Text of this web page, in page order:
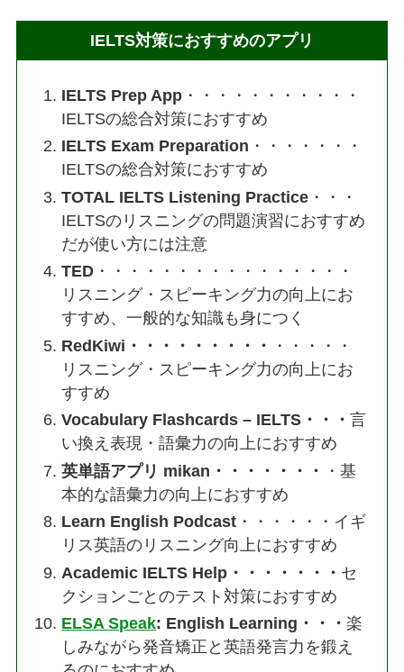
IELTS対策におすすめのアプリ
IELTS Prep App ・・・・・・・・・・・
IELTSの総合対策におすすめ
IELTS Exam Preparation ・・・・・・・
IELTSの総合対策におすすめ
TOTAL IELTS Listening Practice ・・・
IELTSのリスニングの問題演習におすすめ
だが使い方には注意
TED ・・・・・・・・・・・・・・・・
リスニング・スピーキング力の向上にお
すすめ、一般的な知識も身につく
RedKiwi・・・・・・・・・
・・・・・
リスニング・スピーキング力の向上にお
すすめ
Vocabulary Flashcards – IELT‪S・・・言
い換え表現・語彙力の向上におすすめ
英単語アプリ mikan・・・・・・・
・基
本的な語彙力の向上におすすめ
Learn English Podcast ・・・・・・イギ
リス英語のリスニング向上におすすめ
Academic IELTS Help・・・・・・・ セ
クションごとのテスト対策におすすめ
ELSA Speak: English Learning・・・楽
しみながら発音矯正と英語発言力を鍛え